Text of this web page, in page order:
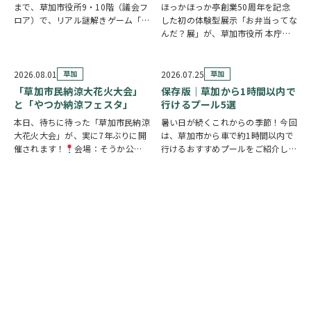
まで、草加市役所9・10階（議会フ
ロア）で、リアル謎解きゲーム「消
謎を解きながら、行方不明となった
「ある条例…
ほっかほっか亭創業50周年を記念
した初の体験型展示「お弁当ってな
んだ？展」が、草加市役所 本庁舎1
見て・触れて・参加しながらお弁当
の魅力を楽しめるイベントです。お
子さまから大人…
2026.08.01 草加
「草加市民納涼大花火大会」
と「やつか納涼フェスタ」
本日、待ちに待った「草加市民納涼
大花火大会」が、実に7年ぶりに開
催されます！
会場：そうか公園
2026.07.25 草加
保存版｜草加から1時間以内で
行けるプール5選
暑い日が続くこれからの季節！今回
は、草加市から車で約1時間以内で
行けるおすすめプールをご紹介しま